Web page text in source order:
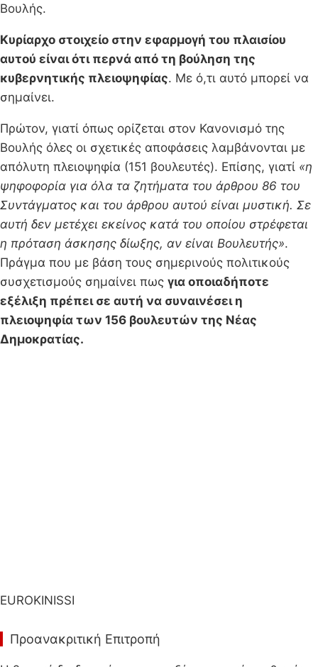
Βουλής.
Κυρίαρχο στοιχείο στην εφαρμογή του πλαισίου
αυτού είναι ότι περνά από τη βούληση της
κυβερνητικής πλειοψηφίας. Με ό,τι αυτό μπορεί να
σημαίνει.
Πρώτον, γιατί όπως ορίζεται στον Κανονισμό της
Βουλής όλες οι σχετικές αποφάσεις λαμβάνονται με
απόλυτη πλειοψηφία (151 βουλευτές). Επίσης, γιατί «η
ψηφοφορία για όλα τα ζητήματα του άρθρου 86 του
Συντάγματος και του άρθρου αυτού είναι μυστική. Σε
αυτή δεν μετέχει εκείνος κατά του οποίου στρέφεται
η πρόταση άσκησης δίωξης, αν είναι Boυλευτής».
Πράγμα που με βάση τους σημερινούς πολιτικούς
συσχετισμούς σημαίνει πως για οποιαδήποτε
εξέλιξη πρέπει σε αυτή να συναινέσει η
πλειοψηφία των 156 βουλευτών της Νέας
Δημοκρατίας.
EUROKINISSI
Προανακριτική Επιτροπή